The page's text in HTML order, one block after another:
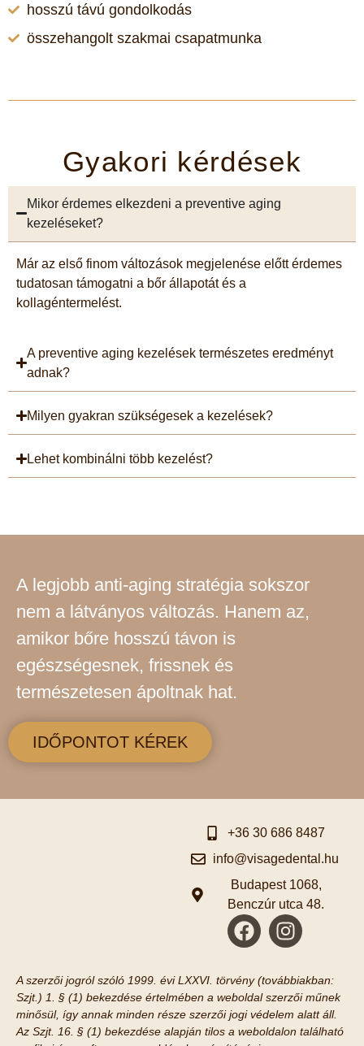
hosszú távú gondolkodás
összehangolt szakmai csapatmunka
Gyakori kérdések
Mikor érdemes elkezdeni a preventive aging
kezeléseket?
Már az első finom változások megjelenése előtt érdemes
tudatosan támogatni a bőr állapotát és a
kollagéntermelést.
A preventive aging kezelések természetes eredményt
adnak?
Milyen gyakran szükségesek a kezelések?
Lehet kombinálni több kezelést?
A legjobb anti-aging stratégia sokszor
nem a látványos változás. Hanem az,
amikor bőre hosszú távon is
egészségesnek, frissnek és
természetesen ápoltnak hat.
IDŐPONTOT KÉREK
+36 30 686 8487
info@visagedental.hu
Budapest 1068,
Benczúr utca 48.
A szerzői jogról szóló 1999. évi LXXVI. törvény (továbbiakban:
Szjt.) 1. § (1) bekezdése értelmében a weboldal szerzői műnek
minősül, így annak minden része szerzői jogi védelem alatt áll.
Az Szjt. 16. § (1) bekezdése alapján tilos a weboldalon található